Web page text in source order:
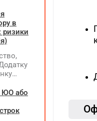
5%,
на
років
в
ризики
ЮО або